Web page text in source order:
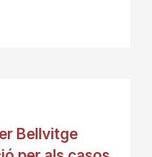
Bellvitge